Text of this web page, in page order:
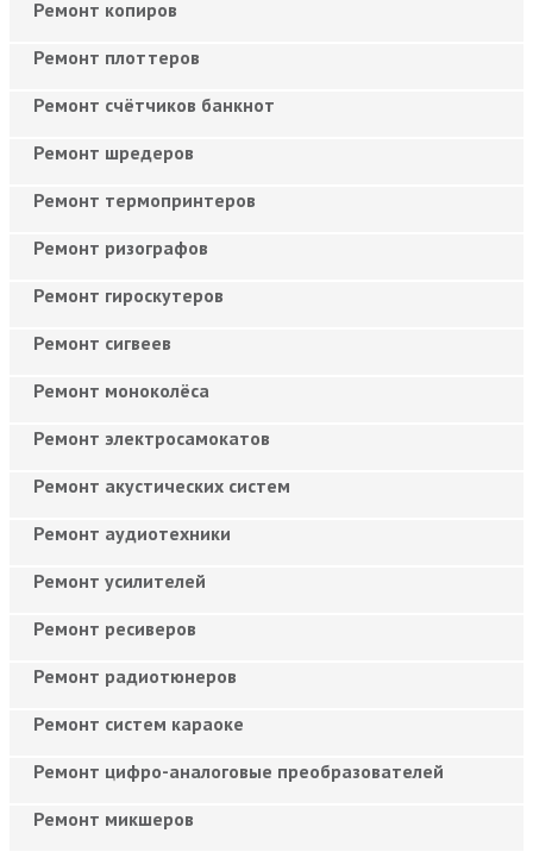
Ремонт копиров
Ремонт плоттеров
Ремонт счётчиков банкнот
Ремонт шредеров
Ремонт термопринтеров
Ремонт ризографов
Ремонт гироскутеров
Ремонт сигвеев
Ремонт моноколёса
Ремонт электросамокатов
Ремонт акустических систем
Ремонт аудиотехники
Ремонт усилителей
Ремонт ресиверов
Ремонт радиотюнеров
Ремонт систем караоке
Ремонт цифро-аналоговые преобразователей
Ремонт микшеров